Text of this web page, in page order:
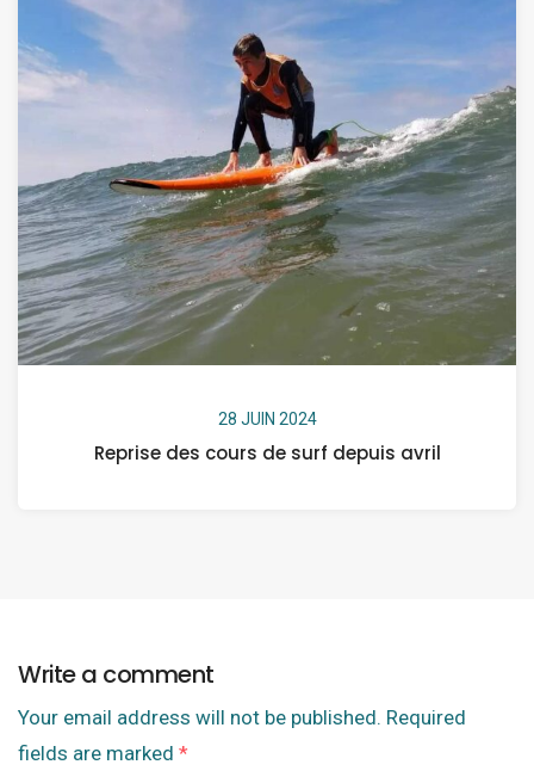
28 JUIN 2024
Reprise des cours de surf depuis avril
Write a comment
Your email address will not be published. Required
fields are marked *